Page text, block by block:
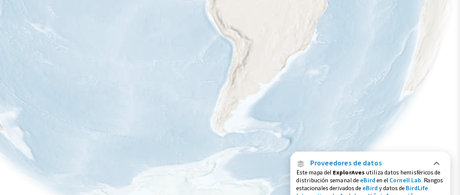
Proveedores de datos
Este mapa del ExplorAves utiliza datos hemisféricos de
distribución semanal de eBird en elCornell Lab. Rangos
estacionales derivados de eBird y datos deBirdLife